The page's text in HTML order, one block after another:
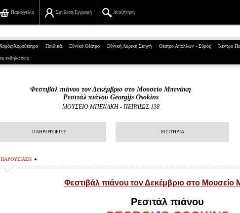
Αναζήτηση
Σύνδεση/Εγγραφή
Παραγγελία
Πανεπιστημίου 39, Αθήνα
Σύνδεση/Εγγραφή
Παραγγελία
Προσωπικά Δεδομένα
Χοροθέατρο Παιδικά Εθνικό Θέατρο Εθνική Λυρική Σκηνή Θέατρο Απόλλων - Σύρος Κέντρο
εκδηλώσεις
Φεστιβάλ πιάνου τον Δεκέμβριο στο Μουσείο Μπενάκη
Ρεσιτάλ πιάνου Georgijs Osokins
ΜΟΥΣΕΙΟ ΜΠΕΝΑΚΗ - ΠΕΙΡΑΙΩΣ 138
ΠΛΗΡΟΦΟΡΙΕΣ ΕΙΣΙΤΗΡΙΑ
ΠΑΡΟΥΣΙΑΣΗ
Φεστιβάλ πιάνου τον Δεκέμβριο στο Μουσείο
Ρεσιτάλ πιάνου